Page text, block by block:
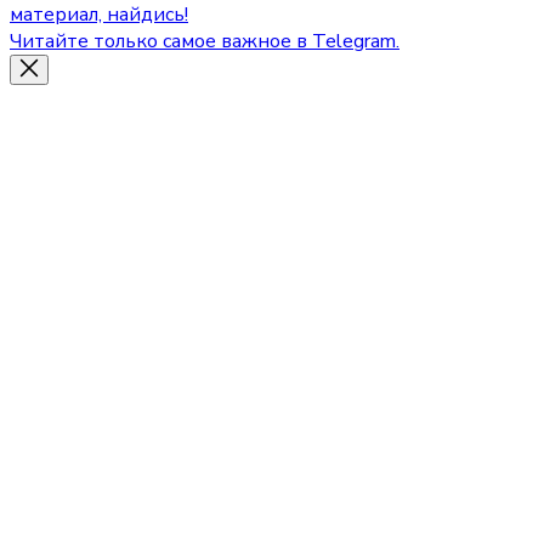
материал, найдись!
Читайте только самое важное в Telegram.